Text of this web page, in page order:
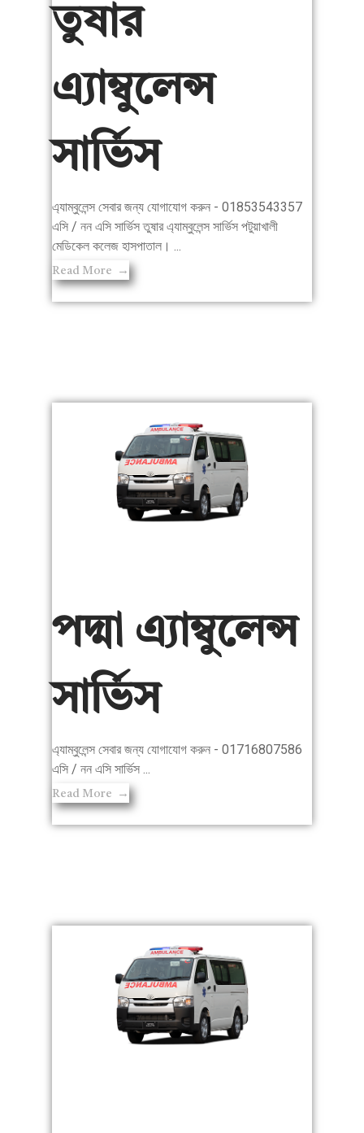
তুষার
এ্যাম্বুলেন্স
সার্ভিস
এ্যাম্বুলেন্স সেবার জন্য যোগাযোগ করুন - 01853543357
এসি / নন এসি সার্ভিস তুষার এ্যাম্বুলেন্স সার্ভিস পটুয়াখালী
মেডিকেল কলেজ হাসপাতাল। ...
Read More
পদ্মা এ্যাম্বুলেন্স
সার্ভিস
এ্যাম্বুলেন্স সেবার জন্য যোগাযোগ করুন - 01716807586
এসি / নন এসি সার্ভিস ...
Read More